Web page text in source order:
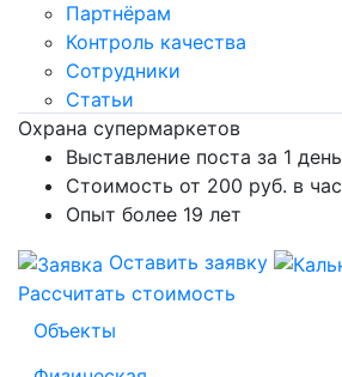
Партнёрам
Контроль качества
Сотрудники
Статьи
Охрана супермаркетов
Выставление поста за 1 день
Стоимость от 200 руб. в час
Опыт более 19 лет
Оставить заявку
Рассчитать стоимость
Объекты